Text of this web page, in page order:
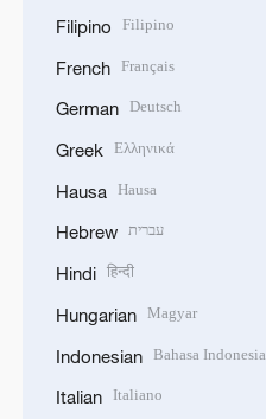
Filipino Filipino
French Français
German Deutsch
Greek Ελληνικά
Hausa Hausa
Hebrew עברית
Hindi हिन्दी
Hungarian Magyar
Indonesian Bahasa Indonesia
Italian Italiano